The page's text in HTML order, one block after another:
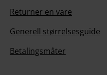
Returner en vare
Generell størrelsesguide
Betalingsmåter